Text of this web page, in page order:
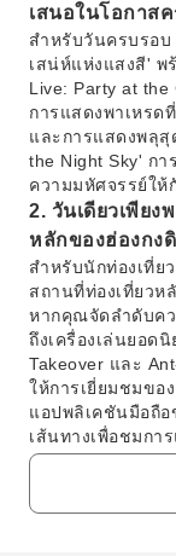
เสนอในโอกาส
สำหรับวันครบรอ
เสน่ห์แห่งแสงสี' พ
Live: Party at
การแสดงพาเหรด
และการแสดงพลุสุ
the Night Sky' ก
ความมหัศจรรย์ใ
2. วันเดียวเพีย
หลักของฮ่องกง
สำหรับนักท่องเที่ย
สถานที่ท่องเที่ยวห
หากคุณจัดลำดับค
ถึงเครื่องเล่นยอด
Takeover และ
ให้การเยี่ยมชมขอ
แอปพลิเคชันมือถือ
เส้นทางเพื่อชมกา
Paint the Night'
3. โดยทั่วไปบัต
บ้าง?